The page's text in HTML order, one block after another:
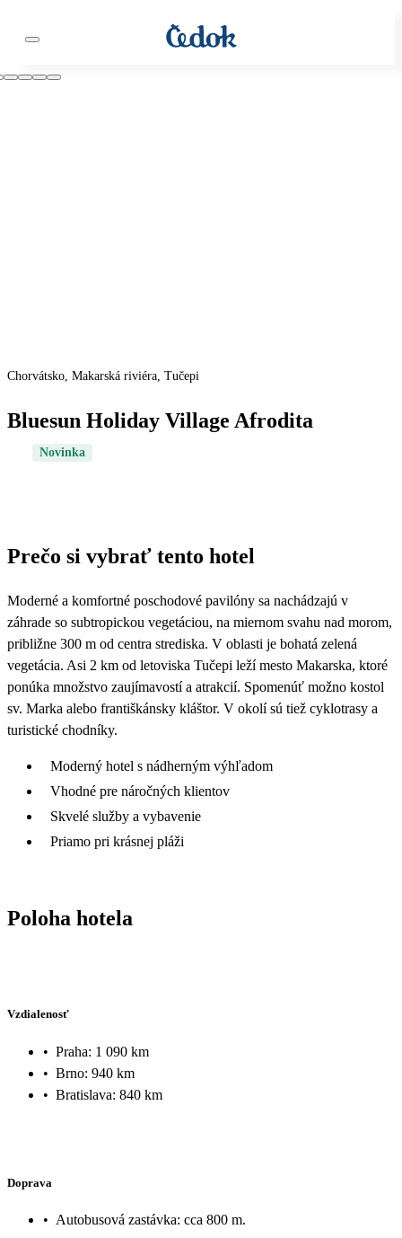
Chorvátsko, Makarská riviéra, Tučepi
Bluesun Holiday Village Afrodita
Novinka
Prečo si vybrať tento hotel
Moderné a komfortné poschodové pavilóny sa nachádzajú v
záhrade so subtropickou vegetáciou, na miernom svahu nad morom,
približne 300 m od centra strediska. V oblasti je bohatá zelená
vegetácia. Asi 2 km od letoviska Tučepi leží mesto Makarska, ktoré
ponúka množstvo zaujímavostí a atrakcií. Spomenúť možno kostol
sv. Marka alebo františkánsky kláštor. V okolí sú tiež cyklotrasy a
turistické chodníky.
Moderný hotel s nádherným výhľadom
Vhodné pre náročných klientov
Skvelé služby a vybavenie
Priamo pri krásnej pláži
Poloha hotela
Vzdialenosť
• Praha: 1 090 km
• Brno: 940 km
• Bratislava: 840 km
Doprava
• Autobusová zastávka: cca 800 m.